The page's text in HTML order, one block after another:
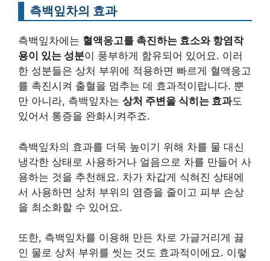
측백잎차의 효과
측백잎차에는 혈액응고를 촉진하는 효소와 항염작
용이 있는 성분이 풍부하게 함유되어 있어요. 이러
한 성분들은 상처 부위에 적용하면 빠르게 혈액응고
를 촉진시켜 출혈을 멈추는 데 효과적이랍니다. 뿐
만 아니라, 측백잎차는 상처 주변을 식히는 효과도
있어서 통증을 완화시켜주죠.
측백잎차의 효과를 더욱 높이기 위해 차를 물 대신
냉각한 상태로 사용하거나 얼음으로 차를 만들어 사
용하는 것을 추천해요. 차가 차갑게 식혀진 상태에
서 사용하면 상처 부위의 염증을 줄이고 피부 손상
을 최소화할 수 있어요.
또한, 측백잎차를 이용해 만든 차로 가글거리게 끓
인 물로 상처 부위를 씻는 것도 효과적이에요. 이렇